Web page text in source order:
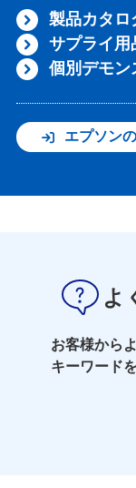
製品カタロ
サプライ用
個別デモン
エプソン
よ
お客様から
キーワード